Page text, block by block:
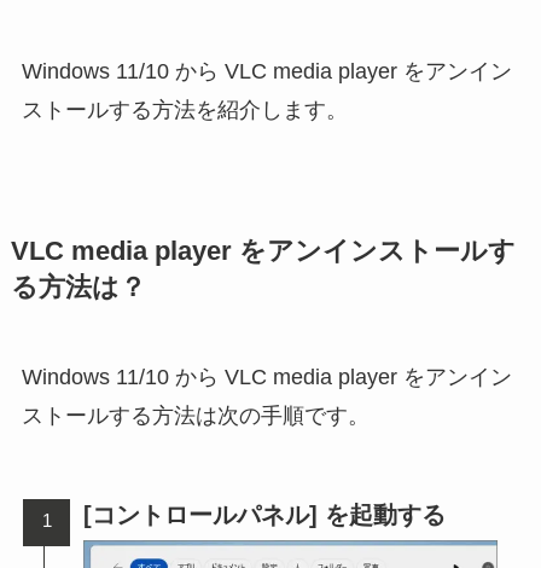
Windows 11/10 から VLC media player をアンイン
ストールする方法を紹介します。
VLC media player をアンインストールす
る方法は？
Windows 11/10 から VLC media player をアンイン
ストールする方法は次の手順です。
[コントロールパネル] を起動する